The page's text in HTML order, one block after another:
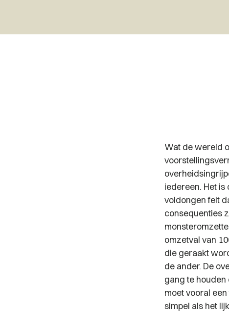
Wat de wereld
iedereen. Het
voldongen feit
consequenties
omzetval van
die geraakt
de ander. De
gang te houden
moet vooral
simpel als het